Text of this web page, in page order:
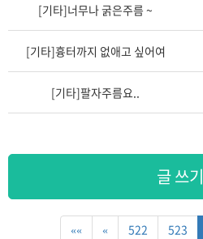
[기타]너무나 굵은주름 ~
[기타]흉터까지 없애고 싶어여
[기타]팔자주름요..
글 쓰기
«« « 522 523